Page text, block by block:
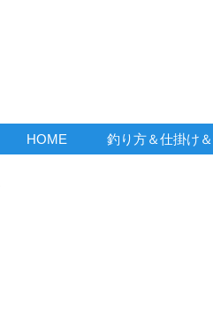
HOME 釣り方＆仕掛け